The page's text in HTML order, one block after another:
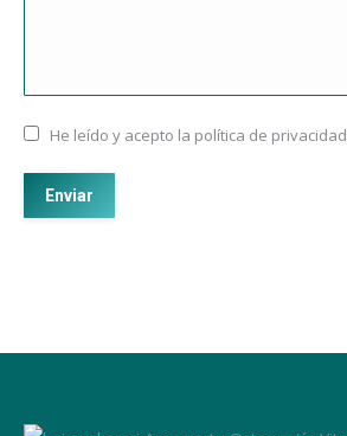
He leído y acepto la política de privacidad
Enviar